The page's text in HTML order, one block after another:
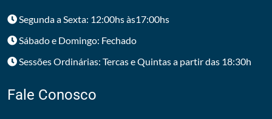
Segunda a Sexta: 12:00hs às17:00hs
Sábado e Domingo: Fechado
Sessões Ordinárias: Tercas e Quintas a partir das 18:30h
Fale Conosco